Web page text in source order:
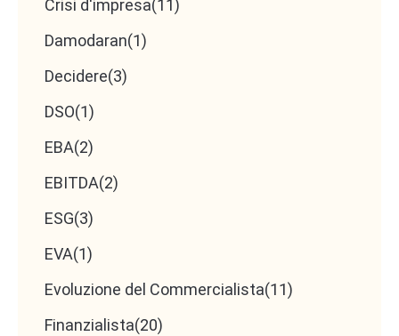
Crisi d'impresa(11)
Damodaran(1)
Decidere(3)
DSO(1)
EBA(2)
EBITDA(2)
ESG(3)
EVA(1)
Evoluzione del Commercialista(11)
Finanzialista(20)